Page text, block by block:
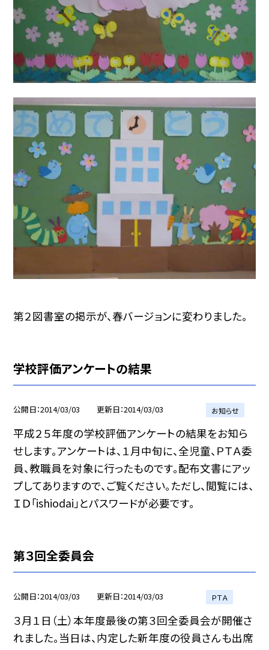
第２図書室の掲示が、春バージョンに変わりました。
学校評価アンケートの結果
公開日 2014/03/03 更新日 2014/03/03 お知らせ
平成２５年度の学校評価アンケートの結果をお知ら
せします。アンケートは、１月中旬に、全児童、ＰＴＡ委
員、教職員を対象に行ったものです。配布文書にアッ
プしてありますので、ご覧ください。ただし、閲覧には、
ＩＤ「ishiodai」とパスワードが必要です。
第３回全委員会
公開日 2014/03/03 更新日 2014/03/03 ＰＴＡ
３月１日（土）本年度最後の第３回全委員会が開催さ
れました。当日は、内定した新年度の役員さんも出席